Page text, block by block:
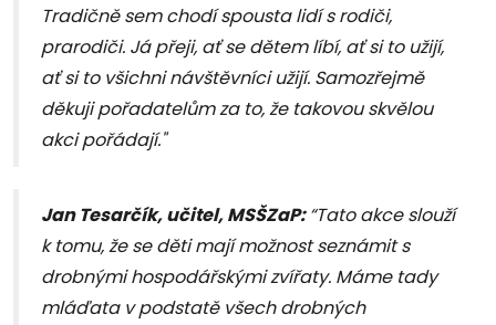
Tradičně sem chodí spousta lidí s rodiči,
prarodiči. Já přeji, ať se dětem líbí, ať si to užijí,
ať si to všichni návštěvníci užijí. Samozřejmě
děkuji pořadatelům za to, že takovou skvělou
akci pořádají."
Jan Tesarčík, učitel, MSŠZaP:“Tato akce slouží
k tomu, že se děti mají možnost seznámit s
drobnými hospodářskými zvířaty. Máme tady
mláďata v podstatě všech drobných